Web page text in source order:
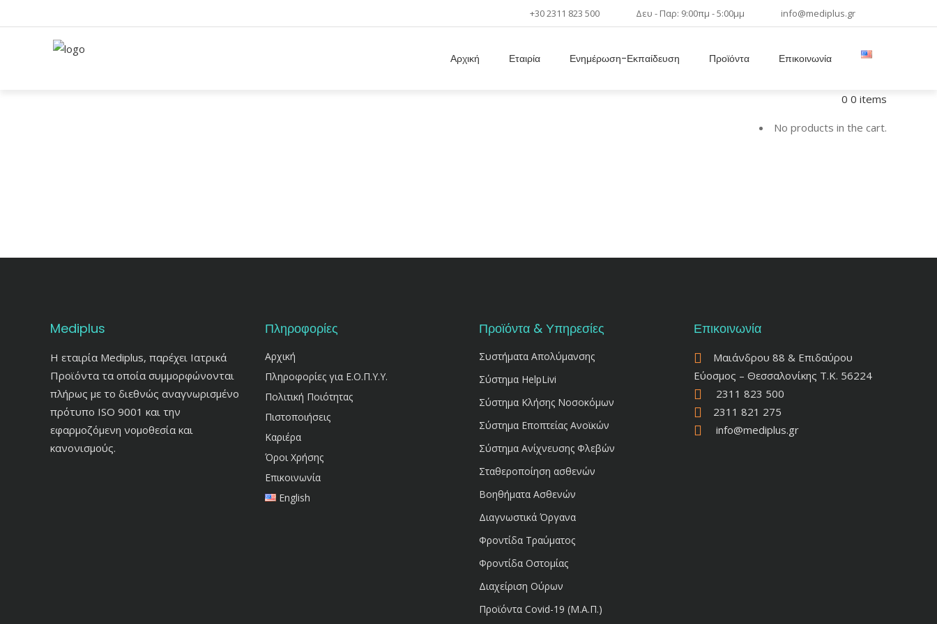
+30 2311 823 500 Δευ - Παρ: 9:00πμ - 5:00μμ info@mediplus.gr
Αρχική Εταιρία Ενημέρωση-Εκπαίδευση Προϊόντα Επικοινωνία
0 0 items
No products in the cart.
Mediplus
Η εταιρία Mediplus, παρέχει Ιατρικά
Προϊόντα τα οποία συμμορφώνονται
πλήρως με το διεθνώς αναγνωρισμένο
πρότυπο ISO 9001 και την
εφαρμοζόμενη νομοθεσία και
κανονισμούς.
Πληροφορίες
Αρχική
Πληροφορίες για Ε.Ο.Π.Υ.Υ.
Πολιτική Ποιότητας
Πιστοποιήσεις
Καριέρα
Όροι Χρήσης
Επικοινωνία
English
Προϊόντα & Υπηρεσίες
Συστήματα Απολύμανσης
Σύστημα HelpLivi
Σύστημα Κλήσης Νοσοκόμων
Σύστημα Εποπτείας Ανοϊκών
Σύστημα Ανίχνευσης Φλεβών
Σταθεροποίηση ασθενών
Βοηθήματα Ασθενών
Διαγνωστικά Όργανα
Φροντίδα Τραύματος
Φροντίδα Οστομίας
Διαχείριση Ούρων
Προϊόντα Covid-19 (Μ.Α.Π.)
Επικοινωνία
Μαιάνδρου 88 & Επιδαύρου
Εύοσμος – Θεσσαλονίκης Τ.Κ. 56224
2311 823 500
2311 821 275
info@mediplus.gr